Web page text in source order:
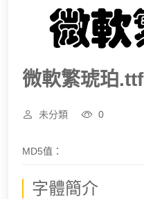
微軟繁琥珀.ttf
未分類 0
MD5值：
字體簡介